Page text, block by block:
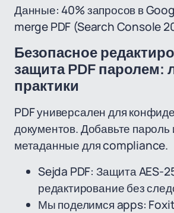
Данные: 40% запросов в
merge PDF (Search Console
Безопасное
защита PDF паролем:
практики
PDF универсален для
документов. Добавьте пароль
метаданные для compliance.
Sejda PDF: Защита AES-
редактирование без
Мы поделимся apps: